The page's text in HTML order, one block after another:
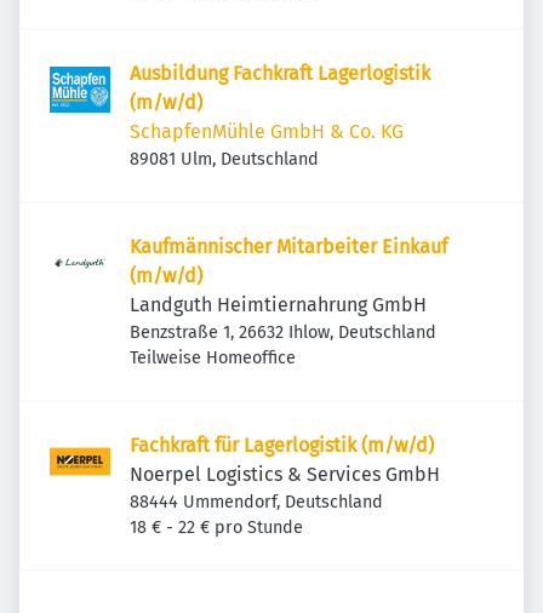
Ausbildung Fachkraft Lagerlogistik
(m/w/d)
SchapfenMühle GmbH & Co. KG
89081 Ulm, Deutschland
Kaufmännischer Mitarbeiter Einkauf
(m/w/d)
Landguth Heimtiernahrung GmbH
Benzstraße 1, 26632 Ihlow, Deutschland
Teilweise Homeoffice
Fachkraft für Lagerlogistik (m/w/d)
Noerpel Logistics & Services GmbH
88444 Ummendorf, Deutschland
18 € - 22 € pro Stunde